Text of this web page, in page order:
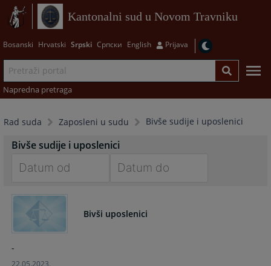
Kantonalni sud u Novom Travniku
Bosanski Hrvatski Srpski Српски English Prijava
Napredna pretraga
Rad suda Zaposleni u sudu Bivše sudije i uposlenici
Bivše sudije i uposlenici
forward
interact
to
Bivši uposlenici
-
22.05.2023.